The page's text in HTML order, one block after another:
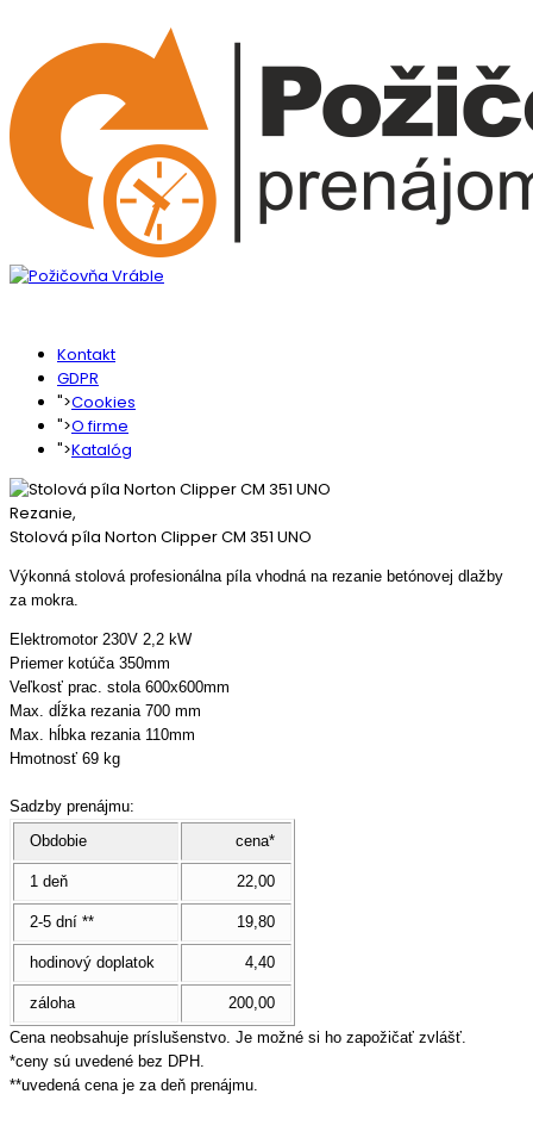
Kontakt
GDPR
">Cookies
">O firme
">Katalóg
Rezanie,
Stolová píla Norton Clipper CM 351 UNO
Výkonná stolová profesionálna píla vhodná na rezanie betónovej dlažby
za mokra.
Elektromotor 230V 2,2 kW
Priemer kotúča 350mm
Veľkosť prac. stola 600x600mm
Max. dĺžka rezania 700 mm
Max. hĺbka rezania 110mm
Hmotnosť 69 kg
Sadzby prenájmu:
Obdobie
cena*
1 deň 22,00
2-5 dní ** 19,80
hodinový doplatok 4,40
záloha
200,00
Cena neobsahuje príslušenstvo. Je možné si ho zapožičať zvlášť.
*ceny sú uvedené bez DPH.
**uvedená cena je za deň prenájmu.